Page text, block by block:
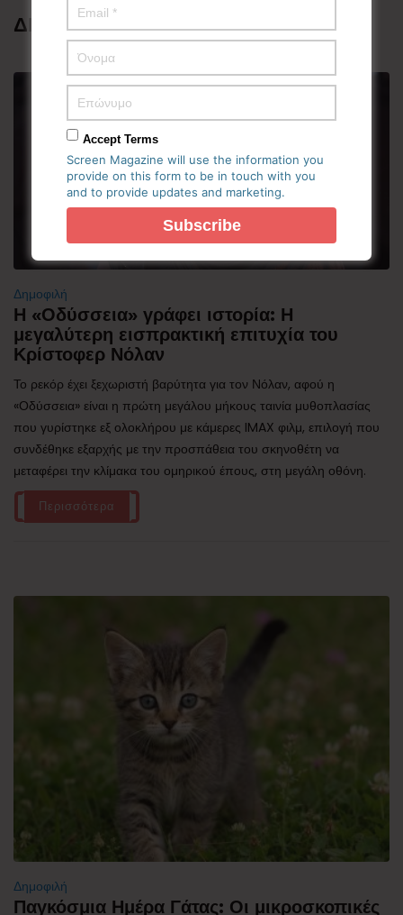
ΔΗΜΟΦΙΛΗ
Δημοφιλή
Η «Οδύσσεια» γράφει ιστορία: Η
μεγαλύτερη εισπρακτική επιτυχία του
Κρίστοφερ Νόλαν
Το ρεκόρ έχει ξεχωριστή βαρύτητα για τον Νόλαν, αφού η
«Οδύσσεια» είναι η πρώτη μεγάλου μήκους ταινία μυθοπλασίας
που γυρίστηκε εξ ολοκλήρου με κάμερες IMAX φιλμ, επιλογή που
συνδέθηκε εξαρχής με την προσπάθεια του σκηνοθέτη να
μεταφέρει την κλίμακα του ομηρικού έπους, στη μεγάλη οθόνη.
Περισσότερα
Δημοφιλή
Παγκόσμια Ημέρα Γάτας: Οι μικροσκοπικές
Accept Terms
Screen Magazine will use the information you
provide on this form to be in touch with you
and to provide updates and marketing.